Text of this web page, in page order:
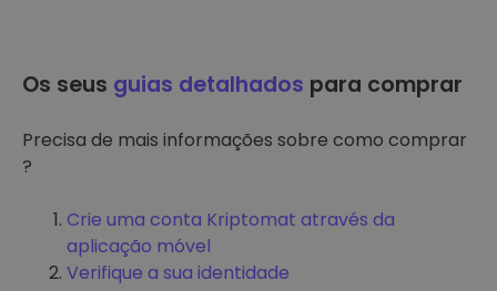
Os seus guias detalhados para comprar
Precisa de mais informações sobre como comprar
?
Crie uma conta Kriptomat através da
aplicação móvel
Verifique a sua identidade